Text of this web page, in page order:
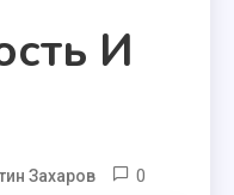
И
Захаров 0